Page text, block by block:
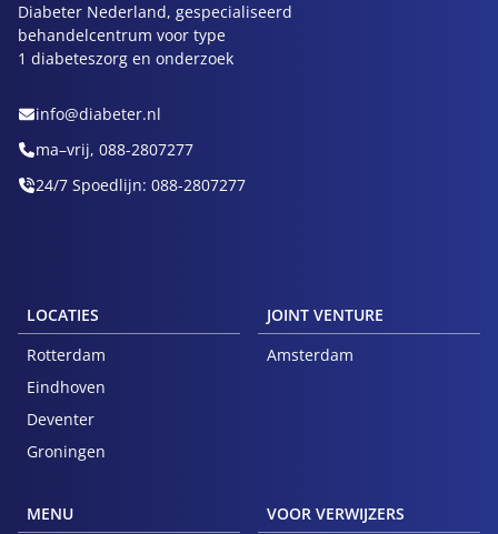
Diabeter Nederland, gespecialiseerd
behandelcentrum voor type
1 diabeteszorg en onderzoek
info@diabeter.nl
ma–vrij, 088-2807277
24/7 Spoedlijn: 088-2807277
LOCATIES
Rotterdam
Eindhoven
Deventer
Groningen
JOINT VENTURE
Amsterdam
MENU VOOR VERWIJZERS